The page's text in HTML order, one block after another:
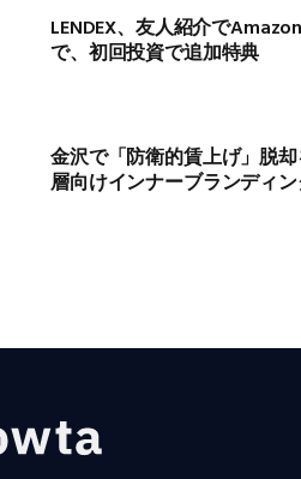
LENDEX、友人紹介で
で、初回投資で追加特典
金沢で「防衛的賃上げ」脱
層向けインナーブランディ